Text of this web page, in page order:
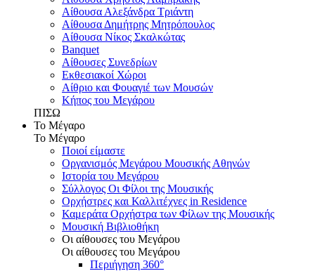
Αίθουσα Αλεξάνδρα Τριάντη
Αίθουσα Δημήτρης Μητρόπουλος
Αίθουσα Νίκος Σκαλκώτας
Banquet
Αίθουσες Συνεδρίων
Εκθεσιακοί Χώροι
Αίθριο και Φουαγιέ των Μουσών
Κήπος του Μεγάρου
ΠΙΣΩ
Το Μέγαρο
Το Μέγαρο
Ποιοί είμαστε
Οργανισμός Μεγάρου Μουσικής Αθηνών
Ιστορία του Μεγάρου
Σύλλογος Οι Φίλοι της Μουσικής
Ορχήστρες και Καλλιτέχνες in Residence
Καμεράτα Ορχήστρα των Φίλων της Μουσικής
Μουσική Βιβλιοθήκη
Οι αίθουσες του Μεγάρου
Οι αίθουσες του Μεγάρου
Περιήγηση 360°